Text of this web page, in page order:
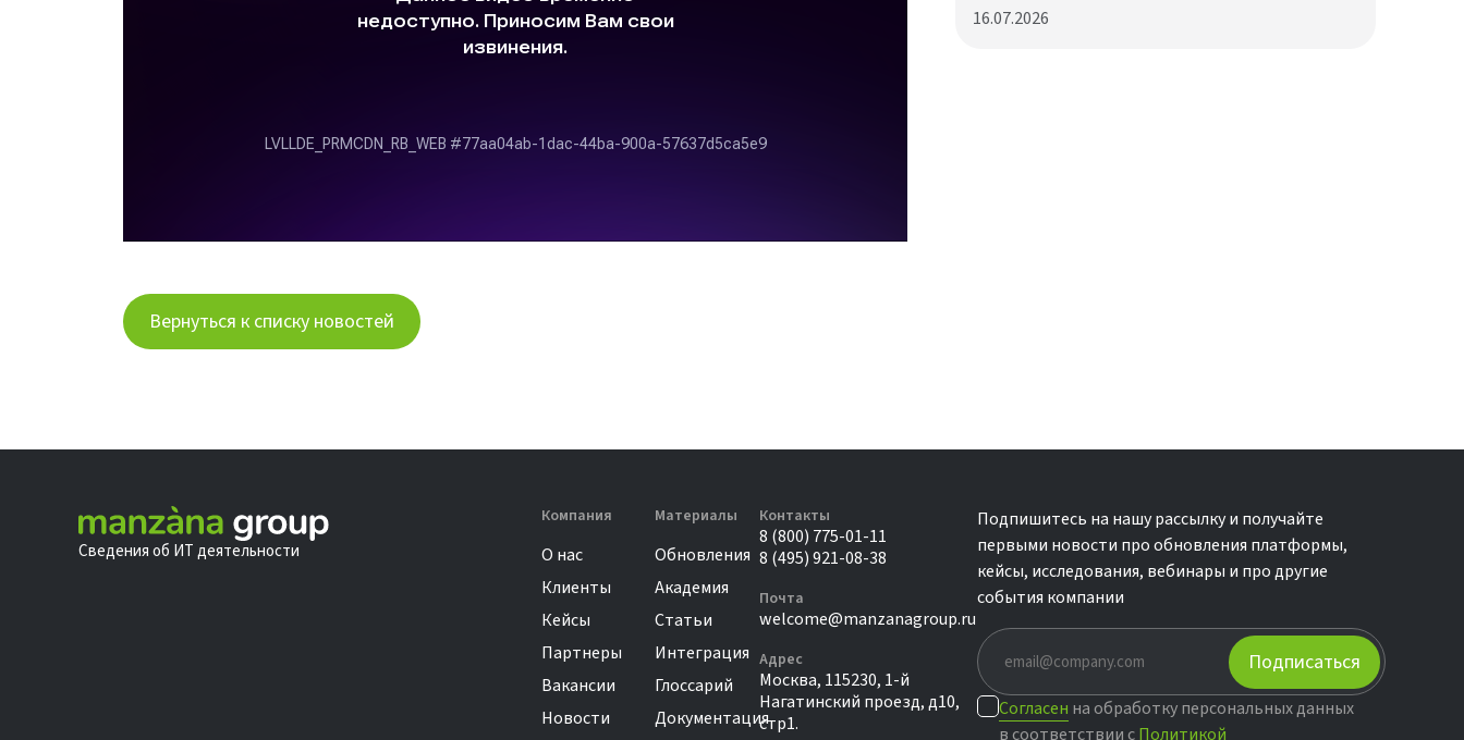
Вернуться к списку новостей
16.07.2026
Сведения об ИТ деятельности
Компания
О нас
Клиенты
Кейсы
Партнеры
Вакансии
Новости
Материалы
Обновления
Академия
Статьи
Интеграция
Глоссарий
Документация
Контакты
8 (800) 775-01-11
8 (495) 921-08-38
Почта
welcome@manzanagroup.ru
Адрес
Москва, 115230, 1-й
Нагатинский проезд, д10,
стр1.
Подпишитесь на нашу рассылку и получайте
первыми новости про обновления платформы,
кейсы, исследования, вебинары и про другие
события компании
Подписаться
Согласен на обработку персональных данных
в соответствии сПолитикой